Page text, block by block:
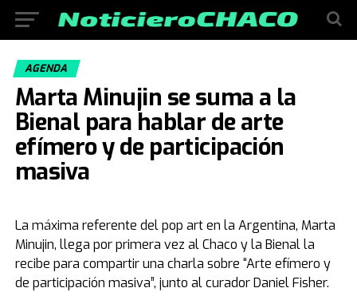
AGENDA
Marta Minujin se suma a la
Bienal para hablar de arte
efímero y de participación
masiva
La máxima referente del pop art en la Argentina, Marta
Minujin, llega por primera vez al Chaco y la Bienal la
recibe para compartir una charla sobre “Arte efímero y
de participación masiva”, junto al curador Daniel Fisher.